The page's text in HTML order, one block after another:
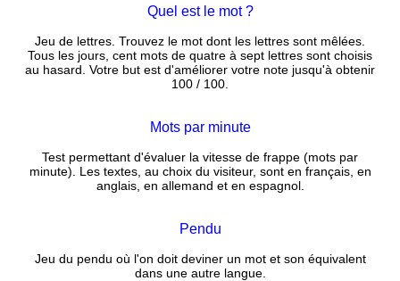
Quel est le mot ?
Jeu de lettres. Trouvez le mot dont les lettres sont mêlées.
Tous les jours, cent mots de quatre à sept lettres sont choisis
au hasard. Votre but est d'améliorer votre note jusqu'à obtenir
100 / 100.
Mots par minute
Test permettant d'évaluer la vitesse de frappe (mots par
minute). Les textes, au choix du visiteur, sont en français, en
anglais, en allemand et en espagnol.
Pendu
Jeu du pendu où l'on doit deviner un mot et son équivalent
dans une autre langue.